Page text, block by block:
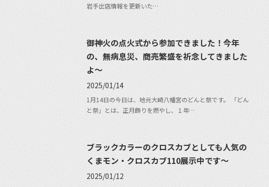
岩手出店情報を更新いた…
御神火の点火式から参加できました！今年
の、無病息災、商売繁盛を祈念してきました
よ〜
2025/01/14
1月14日の今日は、地元大崎八幡宮のどんと祭です。 「どん
と祭」とは、正月飾りを燃やし、１年…
ブラックカラーのクロスカブとしても人気の
くまモン・クロスカブ110展示中です〜
2025/01/12